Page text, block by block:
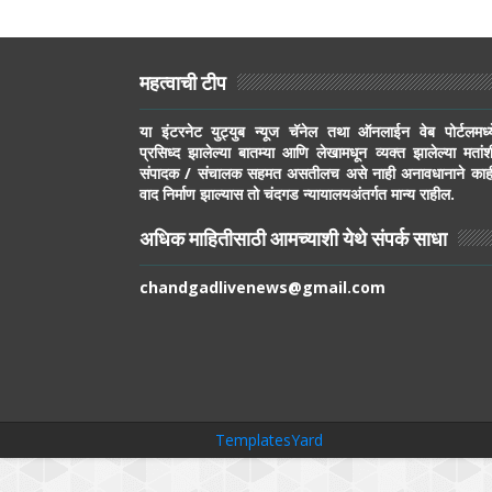
महत्वाची टीप
या इंटरनेट युट्युब न्यूज चॅनेल तथा ऑनलाईन वेब
प्रसिध्द झालेल्या बातम्या आणि लेखामधून व्यक्त झालेल्या
संपादक / संचालक सहमत असतीलच असे नाही अनावधानाने
वाद निर्माण झाल्यास तो चंदगड न्यायालयअंतर्गत मान्य राहील.
अधिक माहितीसाठी आमच्याशी येथे संपर्क साधा
chandgadlivenews@gmail.com